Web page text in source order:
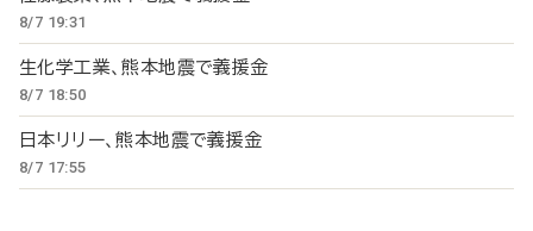
8/7 19:31
生化学工業、熊本地震で義援金
8/7 18:50
日本リリー、熊本地震で義援金
8/7 17:55